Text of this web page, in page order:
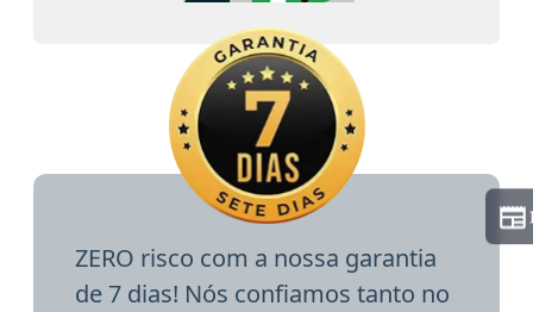
ZERO risco com a nossa garantia
de 7 dias! Nós confiamos tanto no